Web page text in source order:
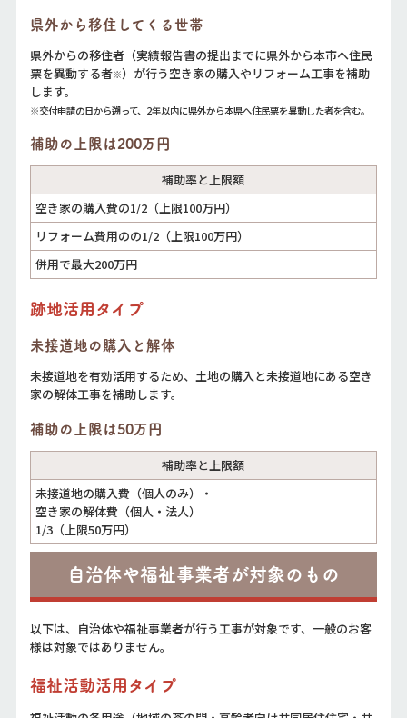
県外から移住してくる世帯
県外からの移住者（実績報告書の提出までに県外から本市へ住民
票を異動する者※）が⾏う空き家の購入やリフォーム工事を補助
します。
※交付申請の日から遡って、2年以内に県外から本県へ住民票を異動した者を含む。
補助の上限は200万円
補助率と上限額
空き家の購入費の1/2（上限100万円）
リフォーム費用のの1/2（上限100万円）
併用で最大200万円
跡地活用タイプ
未接道地の購入と解体
未接道地を有効活⽤するため、土地の購入と未接道地にある空き
家の解体工事を補助します。
補助の上限は50万円
補助率と上限額
未接道地の購入費（個人のみ）・
空き家の解体費（個人・法人）
1/3（上限50万円）
自治体や福祉事業者が対象のもの
以下は、自治体や福祉事業者が行う工事が対象です、一般のお客
様は対象ではありません。
福祉活動活用タイプ